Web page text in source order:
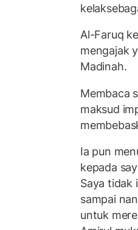
Al-Faruq
mengajak
Madinah.
Membaca
maksud
Ia pun
kepada
Saya tidak
sampai
untuk